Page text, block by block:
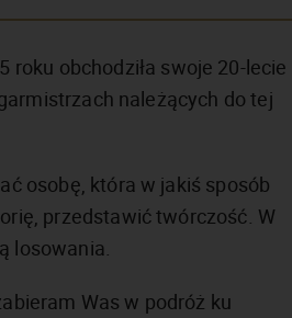
obchodziła swoje 20-lecie
należących do tej
osobę, która w jakiś sposób
przedstawić twórczość. W
losowania.
Was w podróż ku